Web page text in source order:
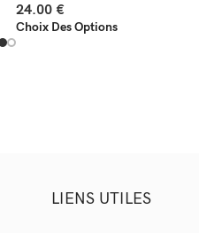
24.00 €
Choix Des Options
LIENS UTILES